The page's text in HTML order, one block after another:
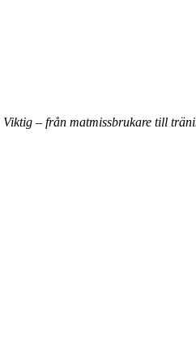
Viktig – från matmissbrukare till